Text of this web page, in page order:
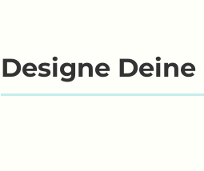
Designe